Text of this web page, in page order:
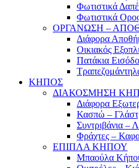
Φωτιστικά
Φωτιστικά
ΟΡΓΑΝΩΣΗ –
Διάφορα
Οικιακός
Πατάκια
ΚΗΠΟΣ
ΔΙΑΚΟΣΜΗΣΗ
Διάφορα
Κασπώ –
Συντριβάνια –
Φράχτες –
ΕΠΙΠΛΑ ΚΗΠΟΥ
Μπαούλα